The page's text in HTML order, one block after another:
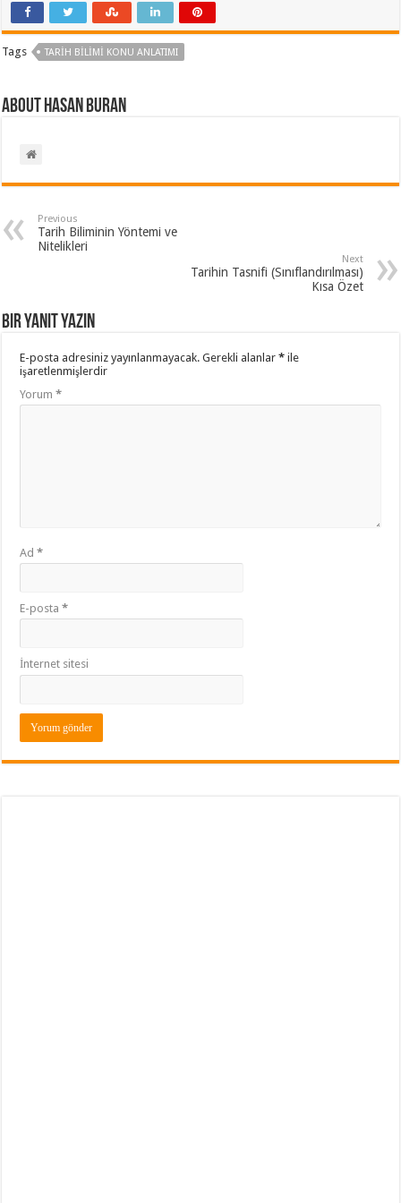
Tags TARIH BILIMI KONU ANLATIMI
About Hasan BURAN
Previous
Tarih Biliminin Yöntemi ve
Nitelikleri
Next
Tarihin Tasnifi (Sınıflandırılması)
Kısa Özet
Bir yanıt yazın
E-posta adresiniz yayınlanmayacak. Gerekli alanlar* ile
işaretlenmişlerdir
Yorum*
Ad*
E-posta*
İnternet sitesi